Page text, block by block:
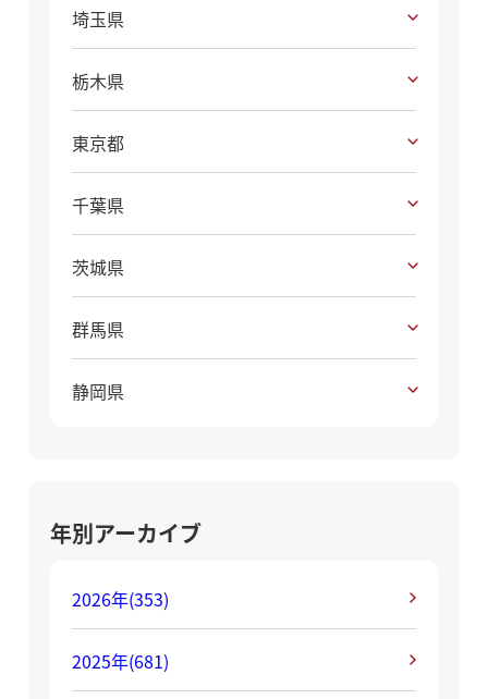
埼玉県
栃木県
東京都
千葉県
茨城県
群馬県
静岡県
年別アーカイブ
2026年(353)
2025年(681)